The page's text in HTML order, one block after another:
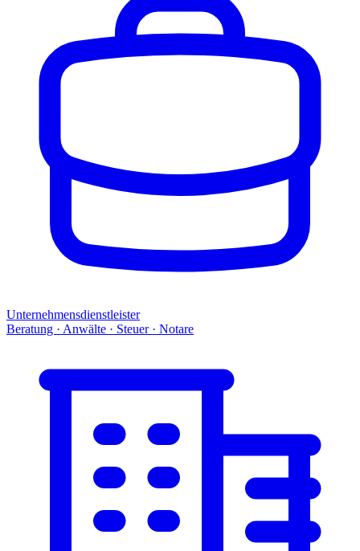
Unternehmensdienstleister
Beratung · Anwälte · Steuer · Notare